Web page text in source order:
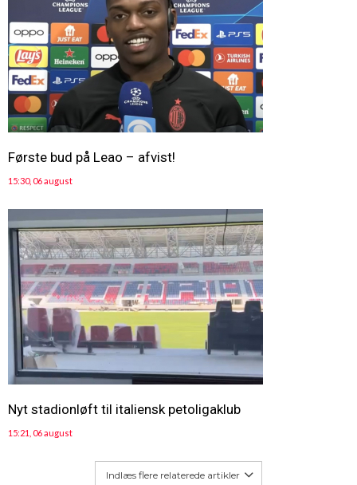
Første bud på Leao – afvist!
15:30, 06 august
Nyt stadionløft til italiensk petoligaklub
15:21, 06 august
Indlæs flere relaterede artikler